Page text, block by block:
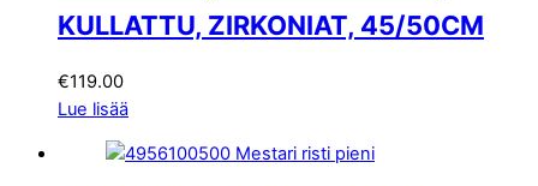
KULLATTU, ZIRKONIAT, 45/50CM
€119.00
Lue lisää